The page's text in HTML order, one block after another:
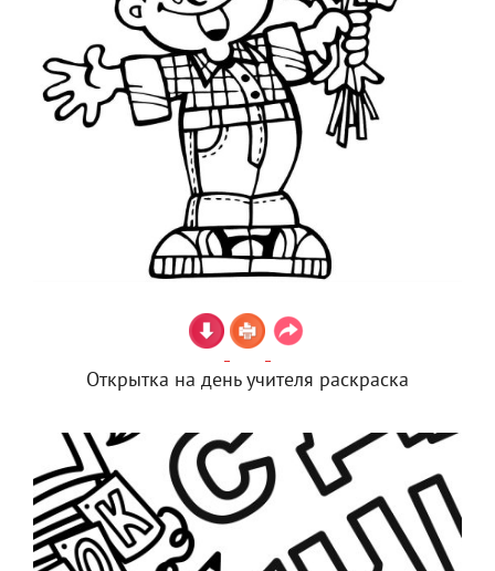
Открытка на день учителя раскраска